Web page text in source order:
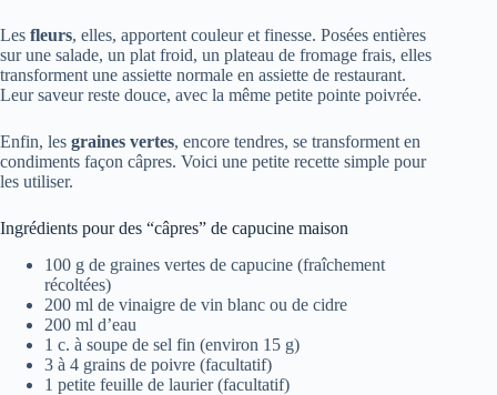
Les fleurs, elles, apportent couleur et finesse. Posées entières
sur une salade, un plat froid, un plateau de fromage frais, elles
transforment une assiette normale en assiette de restaurant.
Leur saveur reste douce, avec la même petite pointe poivrée.
Enfin, les graines vertes, encore tendres, se transforment en
condiments façon câpres. Voici une petite recette simple pour
les utiliser.
Ingrédients pour des “câpres” de capucine maison
100 g de graines vertes de capucine (fraîchement
récoltées)
200 ml de vinaigre de vin blanc ou de cidre
200 ml d’eau
1 c. à soupe de sel fin (environ 15 g)
3 à 4 grains de poivre (facultatif)
1 petite feuille de laurier (facultatif)